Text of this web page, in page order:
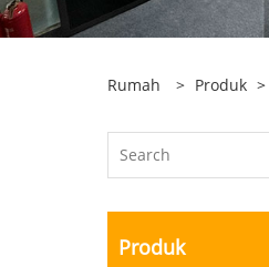
Rumah > Produk >
Produk